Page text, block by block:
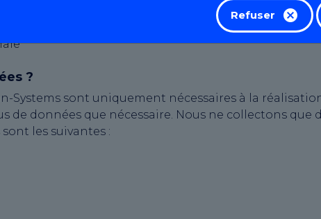
Refuser
?
Systems sont uniquement nécessaires à la
de données que nécessaire. Nous ne collectons
les suivantes :